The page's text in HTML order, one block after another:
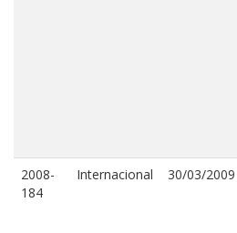
2008-
184
Internacional 30/03/2009